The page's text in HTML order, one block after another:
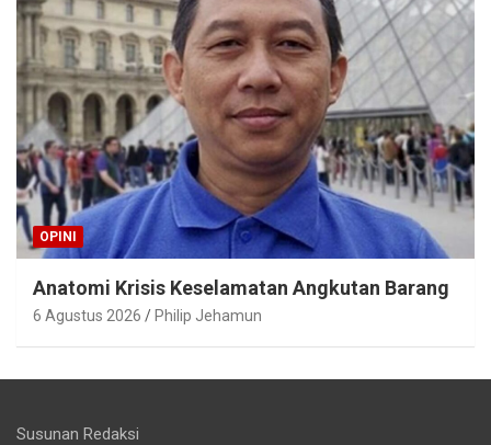
OPINI
Anatomi Krisis Keselamatan Angkutan Barang
6 Agustus 2026 Philip Jehamun
Susunan Redaksi